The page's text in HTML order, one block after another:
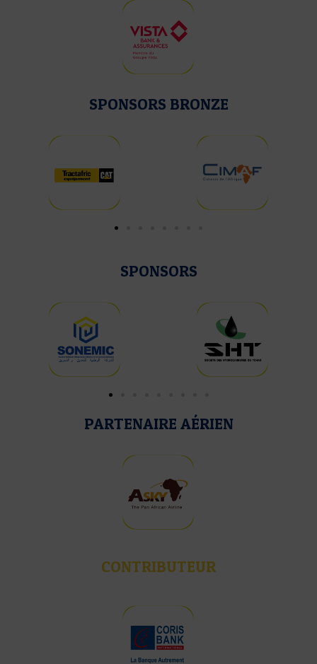
SPONSORS BRONZE
SPONSORS
PARTENAIRE AÉRIEN
CONTRIBUTEUR